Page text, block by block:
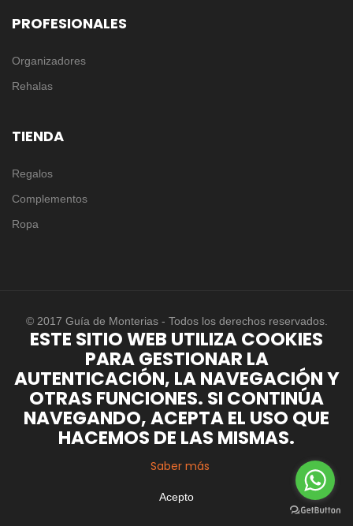
PROFESIONALES
Organizadores
Rehalas
TIENDA
Regalos
Complementos
Ropa
© 2017 Guía de Monterias - Todos los derechos reservados.
ESTE SITIO WEB UTILIZA COOKIES
PARA GESTIONAR LA
AUTENTICACIÓN, LA NAVEGACIÓN Y
OTRAS FUNCIONES. SI CONTINÚA
NAVEGANDO, ACEPTA EL USO QUE
HACEMOS DE LAS MISMAS.
Saber más
Acepto